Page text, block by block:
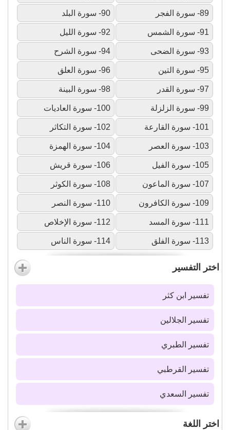
89- سورة الفجر 90- سورة البلد
91- سورة الشمس 92- سورة الليل
93- سورة الضحى 94- سورة الشرح
95- سورة التين 96- سورة العلق
97- سورة القدر 98- سورة البينة
99- سورة الزلزلة 100- سورة العاديات
101- سورة القارعة 102- سورة التكاثر
103- سورة العصر 104- سورة الهمزة
105- سورة الفيل 106- سورة قريش
107- سورة الماعون 108- سورة الكوثر
109- سورة الكافرون 110- سورة النصر
111- سورة المسد 112- سورة الإخلاص
113- سورة الفلق 114- سورة الناس
اختر التفسير
تفسير ابن كثر
تفسير الجلالين
تفسير الطبري
تفسير القرطبي
تفسير السعدي
اختر اللغة